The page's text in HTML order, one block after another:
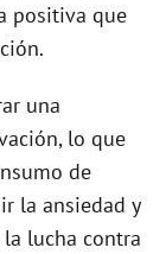
positiva que
una
lo que
de
la ansiedad y
lucha contra